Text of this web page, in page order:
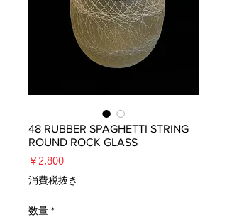
48 RUBBER SPAGHETTI STRING
ROUND ROCK GLASS
￥2,800価
消費税抜き
数量 *